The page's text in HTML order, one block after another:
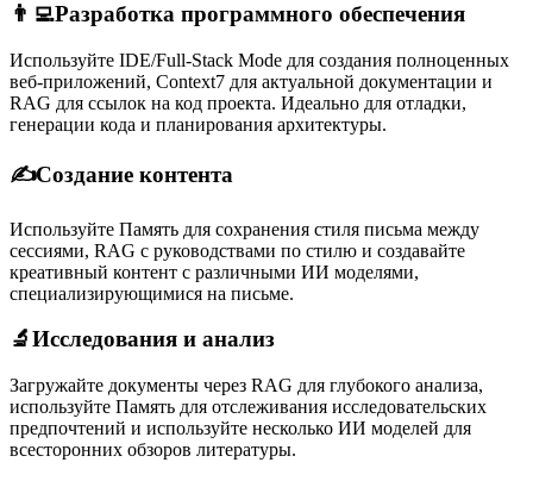
👨‍💻Разработка программного обеспечения
Используйте IDE/Full-Stack Mode для создания полноценных
веб-приложений, Context7 для актуальной документации и
RAG для ссылок на код проекта. Идеально для отладки,
генерации кода и планирования архитектуры.
✍️Создание контента
Используйте Память для сохранения стиля письма между
сессиями, RAG с руководствами по стилю и создавайте
креативный контент с различными ИИ моделями,
специализирующимися на письме.
🔬Исследования и анализ
Загружайте документы через RAG для глубокого анализа,
используйте Память для отслеживания исследовательских
предпочтений и используйте несколько ИИ моделей для
всесторонних обзоров литературы.